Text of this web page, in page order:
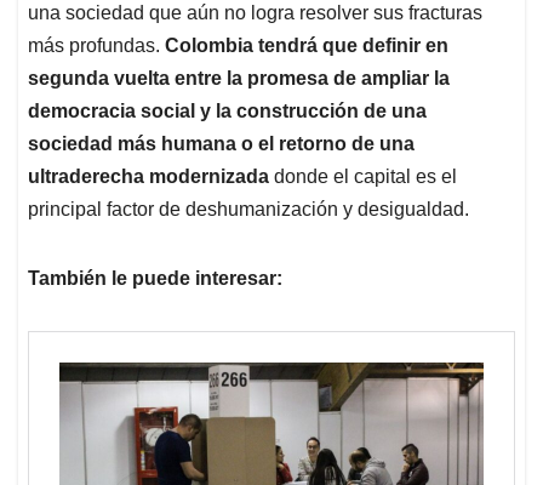
una sociedad que aún no logra resolver sus fracturas
más profundas. Colombia tendrá que definir en
segunda vuelta entre la promesa de ampliar la
democracia social y la construcción de una
sociedad más humana o el retorno de una
ultraderecha modernizada donde el capital es el
principal factor de deshumanización y desigualdad.
También le puede interesar: